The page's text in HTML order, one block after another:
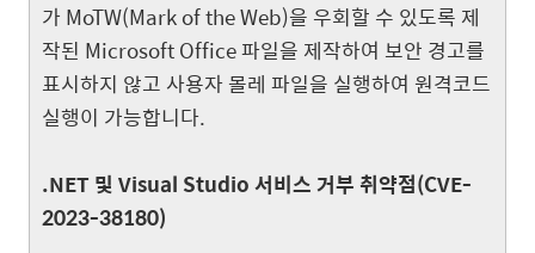
가 MoTW(Mark of the Web)을 우회할 수 있도록 제
작된 Microsoft Office파일을 제작하여 보안 경고를
표시하지 않고 사용자 몰레 파일을 실행하여 원격코드
실행이 가능합니다.
.NET및Visual Studio서비스 거부 취약점(CVE-
2023-38180)